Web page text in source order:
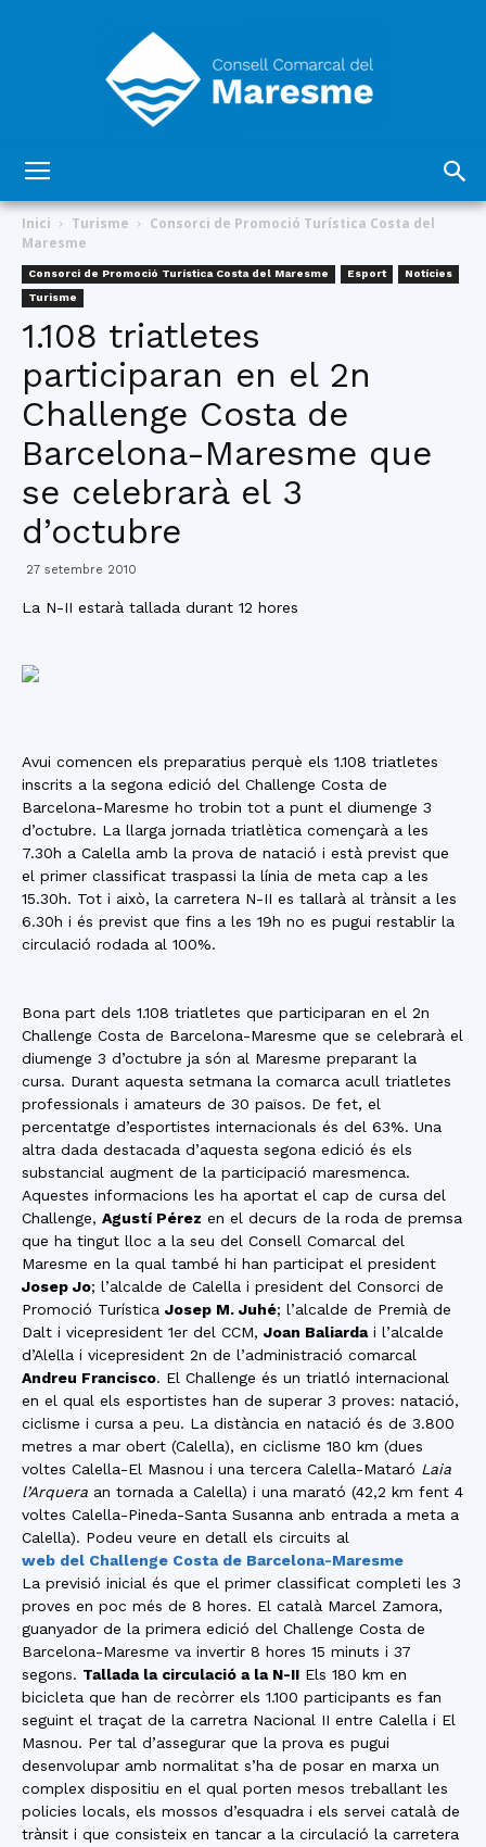
Comarcal
del
Maresme
Inici Turisme
Consorci de Promoció Turística Costa del
Maresme
Consorci de Promoció Turística Costa del Maresme Esport
Notícies
Turisme
1.108 triatletes
participaran en el 2n
Challenge Costa de
Barcelona-Maresme que
se celebrarà el 3
d’octubre
27 setembre 2010
La N-II estarà tallada durant 12 hores
Avui comencen els preparatius perquè els 1.108 triatletes
inscrits a la segona edició del Challenge Costa de
Barcelona-Maresme ho trobin tot a punt el diumenge 3
d’octubre. La llarga jornada triatlètica començarà a les
7.30h a Calella amb la prova de natació i està previst que
el primer classificat traspassi la línia de meta cap a les
15.30h. Tot i això, la carretera N-II es tallarà al trànsit a les
6.30h i és previst que fins a les 19h no es pugui restablir la
circulació rodada al 100%.
Bona part dels 1.108 triatletes que participaran en el 2n
Challenge Costa de Barcelona-Maresme que se celebrarà el
diumenge 3 d’octubre ja són al Maresme preparant la
cursa. Durant aquesta setmana la comarca acull triatletes
professionals i amateurs de 30 països. De fet, el
percentatge d’esportistes internacionals és del 63%. Una
altra dada destacada d’aquesta segona edició és els
substancial augment de la participació maresmenca.
Aquestes informacions les ha aportat el cap de cursa del
Challenge, Agustí Pérez en el decurs de la roda de premsa
que ha tingut lloc a la seu del Consell Comarcal del
Maresme en la qual també hi han participat el president
Josep Jo; l’alcalde de Calella i president del Consorci de
Promoció Turística Josep M. Juhé; l’alcalde de Premià de
Dalt i vicepresident 1er del CCM, Joan Baliardai l’alcalde
d’Alella i vicepresident 2n de l’administració comarcal
Andreu Francisco. El Challenge és un triatló internacional
en el qual els esportistes han de superar 3 proves: natació,
ciclisme i cursa a peu. La distància en natació és de 3.800
metres a mar obert (Calella), en ciclisme 180 km (dues
voltes Calella-El Masnou i una tercera Calella-Mataró Laia
l’Arquera an tornada a Calella) i una marató (42,2 km fent 4
voltes Calella-Pineda-Santa Susanna anb entrada a meta a
Calella). Podeu veure en detall els circuits al
web del Challenge Costa de Barcelona-Maresme
La previsió inicial és que el primer classificat completi les 3
proves en poc més de 8 hores. El català Marcel Zamora,
guanyador de la primera edició del Challenge Costa de
Barcelona-Maresme va invertir 8 hores 15 minuts i 37
segons. Tallada la circulació a la N-II Els 180 km en
bicicleta que han de recòrrer els 1.100 participants es fan
seguint el traçat de la carretra Nacional II entre Calella i El
Masnou. Per tal d’assegurar que la prova es pugui
desenvolupar amb normalitat s’ha de posar en marxa un
complex dispositiu en el qual porten mesos treballant les
policies locals, els mossos d’esquadra i els servei català de
trànsit i que consisteix en tancar a la circulació la carretera